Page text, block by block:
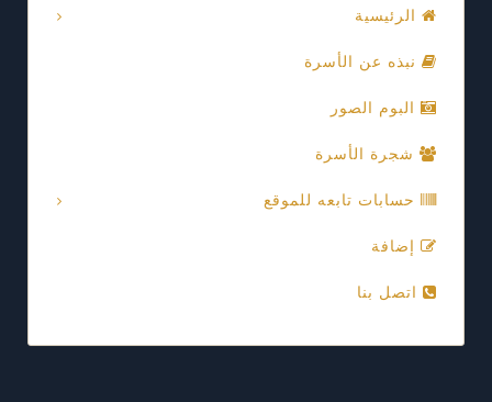
الرئيسية
نبذه عن الأسرة
البوم الصور
شجرة الأسرة
حسابات تابعه للموقع
إضافة
اتصل بنا